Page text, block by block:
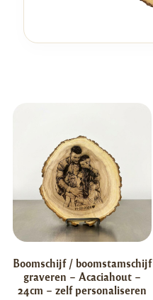
Boomschijf / boomstamschijf
graveren – Acaciahout –
24cm – zelf personaliseren